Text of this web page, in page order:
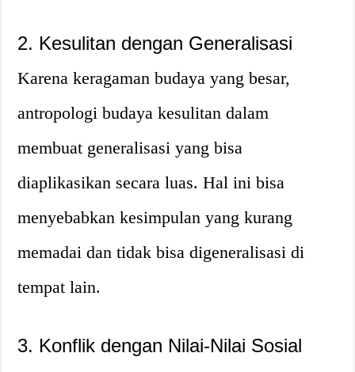
2. Kesulitan dengan Generalisasi
Karena keragaman budaya yang besar,
antropologi budaya kesulitan dalam
membuat generalisasi yang bisa
diaplikasikan secara luas. Hal ini bisa
menyebabkan kesimpulan yang kurang
memadai dan tidak bisa digeneralisasi di
tempat lain.
3. Konflik dengan Nilai-Nilai Sosial